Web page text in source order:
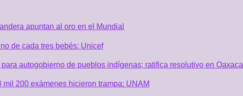
apuntan al oro en el Mundial
de cada tres bebés: Unicef
autogobierno de pueblos indígenas; ratifica resolutivo en Oaxaca
200 exámenes hicieron trampa: UNAM